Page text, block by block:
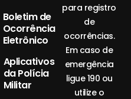
Boletim de
Ocorrência
Eletrônico
Aplicativos
da Polícia
Militar
para registro
de
ocorrências.
Em caso de
emergência
ligue 190 ou
utilize o